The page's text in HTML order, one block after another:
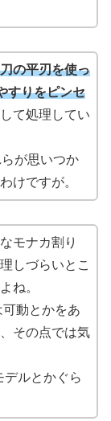
の平刃を使っ
すりをピンセ
て処理してい
が思いつか
けですが。
モナカ割り
しづらいとこ
ね。
動とかをあ
その点では気
ルとかぐら